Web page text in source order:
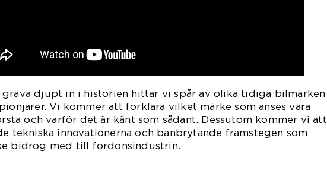
gräva djupt in i historien hittar vi spår av olika tidiga bilmärken
Vi kommer att förklara vilket märke som anses vara
och varför det är känt som sådant. Dessutom kommer vi att
tekniska innovationerna och banbrytande framstegen som
bidrog med till fordonsindustrin.